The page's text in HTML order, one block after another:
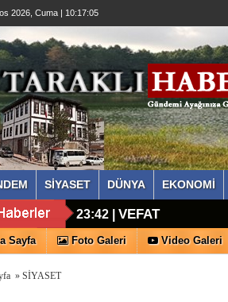
2026, Cuma | 10:17:06
SİYASET DÜNYA EKONOMİ
23:42 | VEFAT
16:27 |MHP Taraklı
Sayfa Foto Galeri Video Galeri
» SİYASET